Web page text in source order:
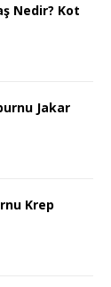
Nedir? Kot
Jakar
Krep